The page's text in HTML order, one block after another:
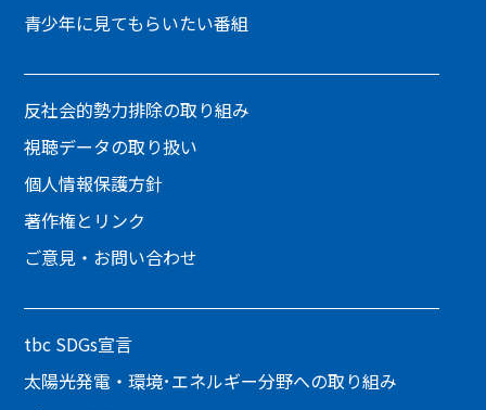
青少年に見てもらいたい番組
反社会的勢力排除の取り組み
視聴データの取り扱い
個人情報保護方針
著作権とリンク
ご意見・お問い合わせ
tbc SDGs宣言
太陽光発電・環境･エネルギー分野への取り組み